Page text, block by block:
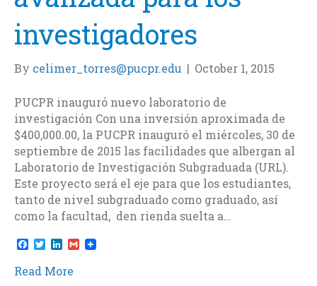
investigadores
By celimer_torres@pucpr.edu | October 1, 2015
PUCPR inauguró nuevo laboratorio de
investigación Con una inversión aproximada de
$400,000.00, la PUCPR inauguró el miércoles, 30 de
septiembre de 2015 las facilidades que albergan al
Laboratorio de Investigación Subgraduada (URL).
Este proyecto será el eje para que los estudiantes,
tanto de nivel subgraduado como graduado, así
como la facultad, den rienda suelta a…
F
a
c
e
T
w
i
t
L
n
k
G
m
Read More